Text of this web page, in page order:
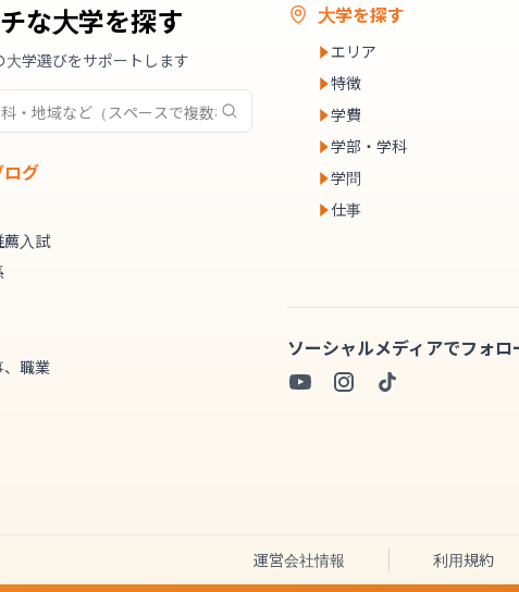
な大学を探す
大学選びをサポートします
グ
薦入試
、職業
大学を探す
エリア
特徴
学費
学部・学科
学問
仕事
ソーシャルメディアでフォロ
運営会社情報 利用規約